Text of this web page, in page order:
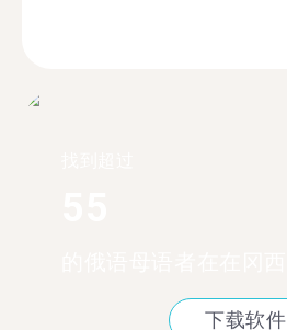
下载软件